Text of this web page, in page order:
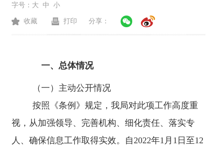
字号： 大 中 小
收藏 打印 分享：
一、总体情况
（一）主动公开情况
按照《条例》规定，我局对此项工作高度重
视，从加强领导、完善机构、细化责任、落实专
人、确保信息工作取得实效。自2022年1月1日至12